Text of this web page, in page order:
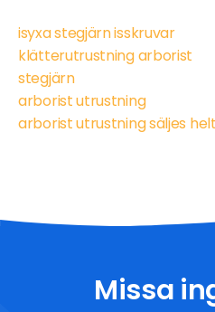
isyxa stegjärn isskruvar
klätterutrustning arborist
stegjärn
arborist utrustning
arborist utrustning säljes
Missa